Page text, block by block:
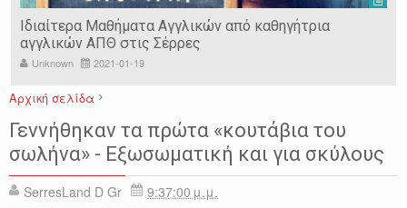
Ιδιαίτερα Μαθήματα Αγγλικών από καθηγήτρια
αγγλικών ΑΠΘ στις Σέρρες
Unknown 2021-01-19
Αρχική σελίδα
ΕΙΔΗΣΕΙΣ
ΕΞΩΣΩΜΑΤΙΚΗ ΕΠΙΣΤΗΜΗ ΖΩΑ ΚΟΣΜΟΣ
ΤΕΧΝΟΛΟΓΙΑ
Γεννήθηκαν τα πρώτα «κουτάβια του
σωλήνα» - Εξωσωματική και για σκύλους
SerresLand D Gr
9:37:00 μ.μ.
Ikaroi B.C.